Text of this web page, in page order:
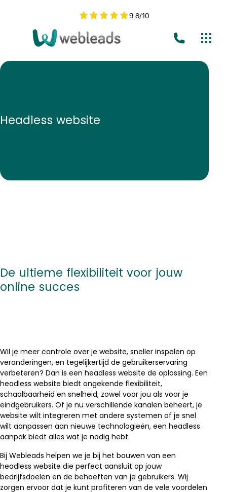
9.8/10
Headless website
De ultieme flexibiliteit voor jouw
online succes
Wil je meer controle over je website, sneller inspelen op
veranderingen, en tegelijkertijd de gebruikerservaring
verbeteren? Dan is een headless website de oplossing. Een
headless website biedt ongekende flexibiliteit,
schaalbaarheid en snelheid, zowel voor jou als voor je
eindgebruikers. Of je nu verschillende kanalen beheert, je
website wilt integreren met andere systemen of je snel
wilt aanpassen aan nieuwe technologieën, een headless
aanpak biedt alles wat je nodig hebt.
Bij Webleads helpen we je bij het bouwen van een
headless website die perfect aansluit op jouw
bedrijfsdoelen en de behoeften van je gebruikers. Wij
zorgen ervoor dat je kunt profiteren van de vele voordelen